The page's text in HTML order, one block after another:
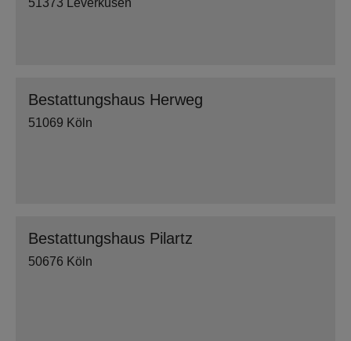
51373 Leverkusen
Bestattungshaus Herweg
51069 Köln
Bestattungshaus Pilartz
50676 Köln